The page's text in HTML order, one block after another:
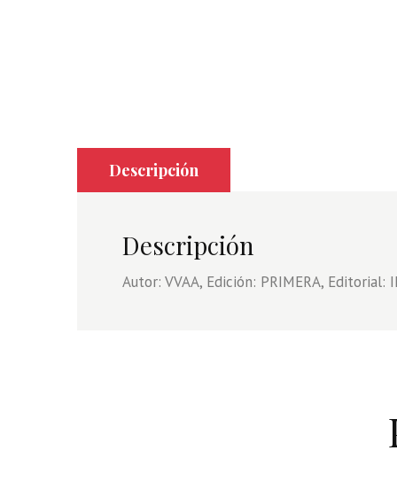
Descripción
Descripción
Autor: VVAA, Edición: PRIMERA, Editorial: